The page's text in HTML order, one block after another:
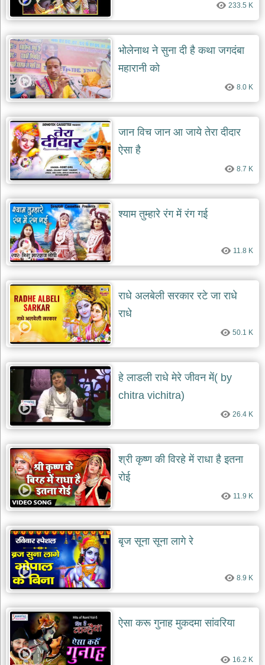
आज
का
भजन
bhajan
of
the
day
भजन
जोड़ें
bhajans
233.5 K
भोलेनाथ ने सुना दी है कथा जगदंबा
महारानी को
8.0 K
जान विच जान आ जाये तेरा दीदार
ऐसा है
8.7 K
श्याम तुम्हारे रंग में रंग गई
11.8 K
राधे अलबेली सरकार रटे जा राधे
राधे
50.1 K
हे लाडली राधे मेरे जीवन में( by
chitra vichitra)
26.4 K
श्री कृष्ण की विरहे में राधा है इतना
रोई
11.9 K
बृज सूना सूना लागे रे
8.9 K
ऐसा करू गुनाह मुकदमा सांवरिया
16.2 K